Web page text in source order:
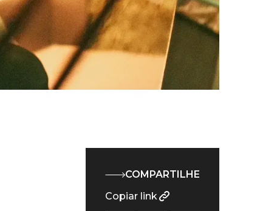
COMPARTILHE
Copiar link